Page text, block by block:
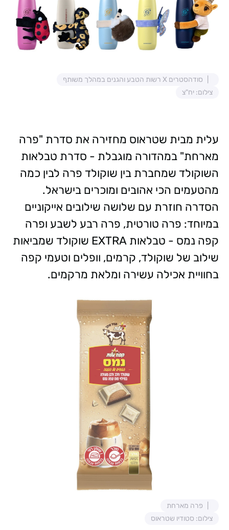
סודהסטרים X רשות הטבע והגנים במהלך משותף
צילום: יח"צ
עלית מבית שטראוס מחזירה את סדרת "פרה
מארחת" במהדורה מוגבלת - סדרת טבלאות
השוקולד שמחברת בין שוקולד פרה לבין כמה
מהטעמים הכי אהובים ומוכרים בישראל.
הסדרה חוזרת עם שלושה שילובים אייקוניים
במיוחד: פרה טורטית, פרה רבע לשבע ופרה
קפה נמס - טבלאות EXTRA שוקולד שמביאות
שילוב של שוקולד, קרמים, וופלים וטעמי קפה
בחוויית אכילה עשירה ומלאת מרקמים.
פרה מארחת
צילום: סטודיו שטראוס